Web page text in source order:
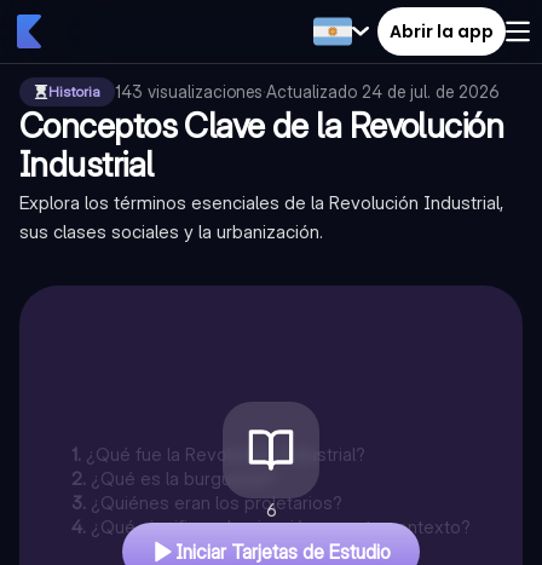
Abrir la app
Historia 143 visualizaciones·Actualizado 24 de jul. de 2026
Conceptos Clave de la Revolución
Industrial
Explora los términos esenciales de la Revolución Industrial,
sus clases sociales y la urbanización.
1. ¿Qué fue la Revolución Industrial?
2. ¿Qué es la burguesía?
3. ¿Quiénes eran los proletarios?
4. ¿Qué significa urbanización en este contexto?
6
Iniciar Tarjetas de Estudio